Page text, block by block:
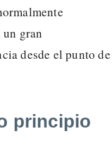
gran
desde el punto de
principio